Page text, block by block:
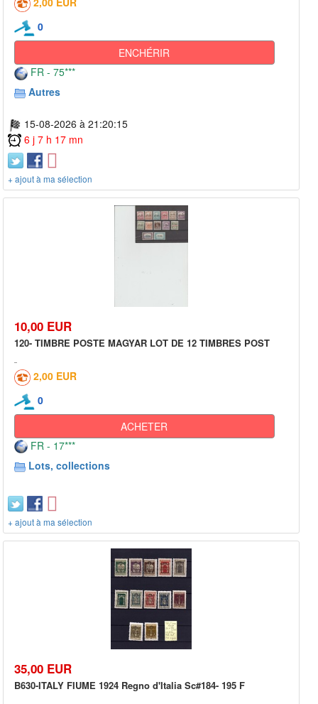
0
ENCHÉRIR
FR - 75***
Autres
15-08-2026 à 21:20:15
6 j 7 h 17 mn
+ ajout à ma sélection
10,00 EUR
120- TIMBRE POSTE MAGYAR LOT DE 12 TIMBRES POST
2,00 EUR
0
ACHETER
FR - 17***
Lots, collections
+ ajout à ma sélection
35,00 EUR
B630-ITALY FIUME 1924 Regno d'Italia Sc#184- 195 F